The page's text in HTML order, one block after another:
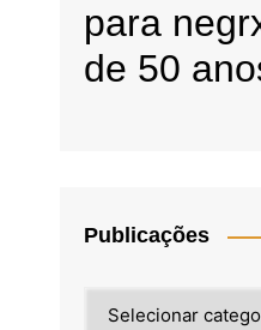
para
de 50
Publicações